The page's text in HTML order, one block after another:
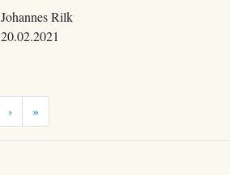
Johannes Rilk
20.02.2021
› »